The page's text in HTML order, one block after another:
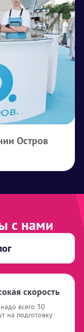
Остров
с нами
скорость
всего 30
на подготовку